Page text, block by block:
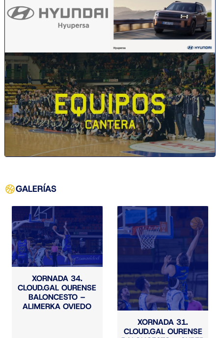
GALERÍAS
XORNADA 34.
CLOUD.GAL OURENSE
BALONCESTO –
ALIMERKA OVIEDO
XORNADA 31.
CLOUD.GAL OURENSE